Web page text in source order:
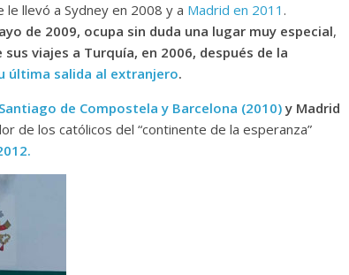
le llevó a Sydney en 2008 y a Madrid en 2011 .
de 2009, ocupa sin duda una lugar muy especial,
viajes a Turquía, en 2006, después de la
última salida al extranjero.
Santiago de Compostela y Barcelona (2010)y Madrid
de los católicos del “continente de la esperanza”